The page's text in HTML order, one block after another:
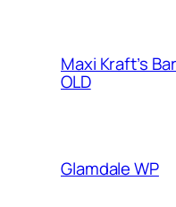
Maxi Kraft’s
OLD
Glamdale WP